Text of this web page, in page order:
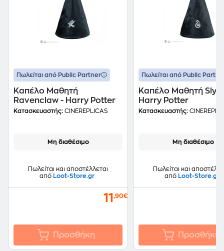
Πωλείται από Public Partner
Καπέλο Μαθητή
Ravenclaw - Harry Potter
Κατασκευαστής: CINEREPLICAS
Μη διαθέσιμο
Πωλείται και αποστέλλεται
από Loot-Store.gr
11 ,90€
Προσθήκη
Πωλείται από Public
Καπέλο Μαθητή
Harry Potter
Κατασκευαστής:
Μη διαθέσιμο
Πωλείται και
από Loot-Store.gr
Προσθήκη